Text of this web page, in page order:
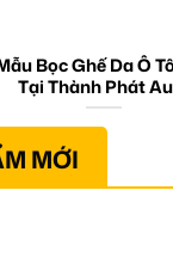
Bọc Ghế Da Ô
Tại Thành Phát
MỚI